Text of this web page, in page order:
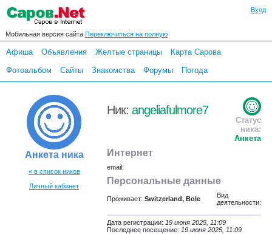
Вход
Мобильная версия сайта Переключиться на полную
Афиша Объявления Желтые страницы
Карта Сарова
Фотоальбом
Сайты Знакомства Форумы Погода
Анкета ника
« в список ников
Личный кабинет
Ник: angeliafulmore7
Статус
ника:
Анкета
Интернет
email:
Персональные данные
Проживает: Switzerland, Bole
Вид
деятельности:
Дата регистрации: 19 июня 2025, 11:09
Последнее посещение: 19 июня 2025, 11:09